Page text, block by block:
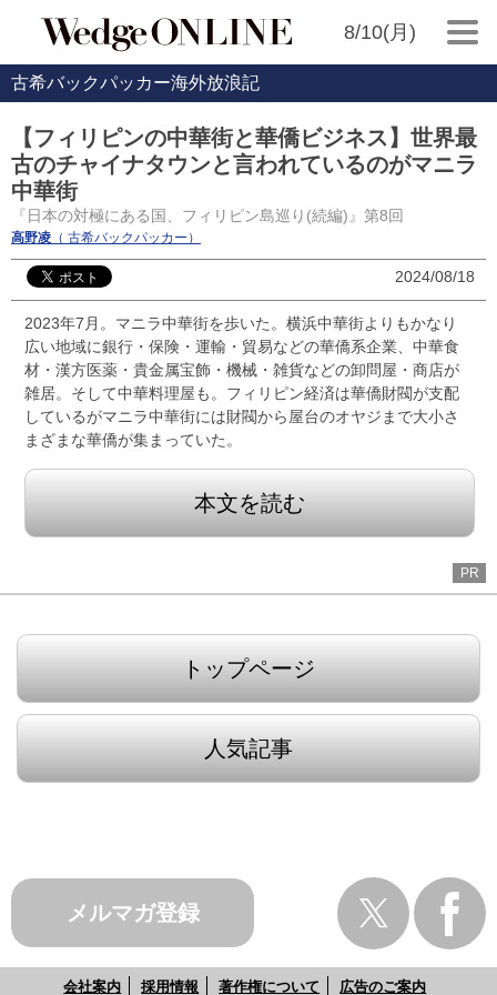
8/10(月)
古希バックパッカー海外放浪記
【フィリピンの中華街と華僑ビジネス】世界最
古のチャイナタウンと言われているのがマニラ
中華街
『日本の対極にある国、フィリピン島巡り(続編)』第8回
高野凌 （ 古希バックパッカー）
2024/08/18
2023年7月。マニラ中華街を歩いた。横浜中華街よりもかなり
広い地域に銀行・保険・運輸・貿易などの華僑系企業、中華食
材・漢方医薬・貴金属宝飾・機械・雑貨などの卸問屋・商店が
雑居。そして中華料理屋も。フィリピン経済は華僑財閥が支配
しているがマニラ中華街には財閥から屋台のオヤジまで大小さ
まざまな華僑が集まっていた。
本文を読む
PR
トップページ
人気記事
メルマガ登録
会社案内 採用情報 著作権について 広告のご案内